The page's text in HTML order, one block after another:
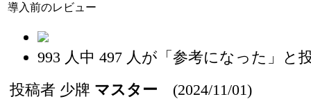
導入前のレビュー
993 人中 497 人が「参考になった」と
投稿者 少牌 マスター (2024/11/01)